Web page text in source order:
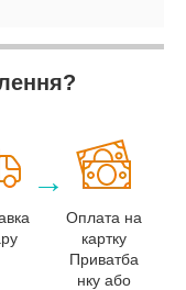
→
Оплата на
картку
Приватба
нку або